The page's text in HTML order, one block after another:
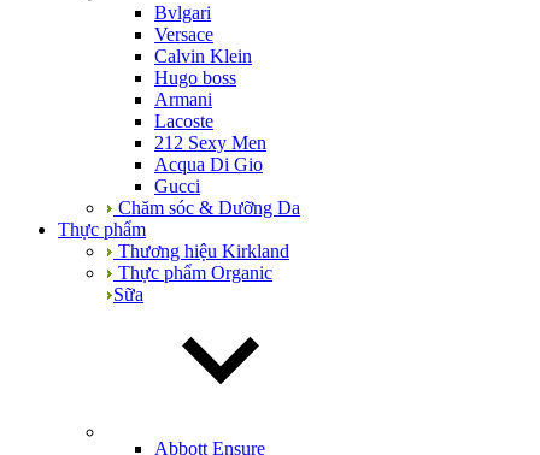
Bvlgari
Versace
Calvin Klein
Hugo boss
Armani
Lacoste
212 Sexy Men
Acqua Di Gio
Gucci
Chăm sóc & Dưỡng Da
Thực phẩm
Thương hiệu Kirkland
Thực phẩm Organic
Sữa
Abbott Ensure